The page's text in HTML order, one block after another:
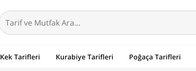
Kek Tarifleri Kurabiye Tarifleri Poğaça Tarifleri